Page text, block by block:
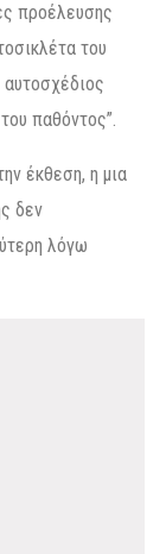
προέλευσης
του
παθόντος”.
έκθεση, η μια
δεν
λόγω